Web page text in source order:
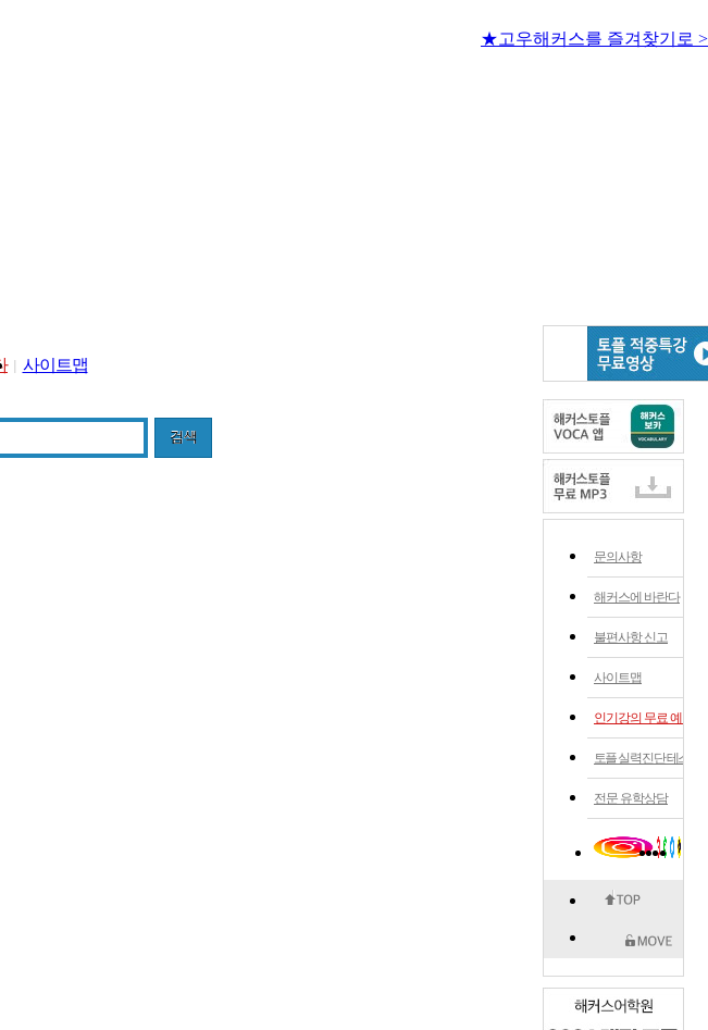
사이트맵
★고우해커스를 즐겨찾기로 >
검색
문의사항
해커스에 바란다
불편사항 신고
사이트맵
인기강의 무료 예약
토플 실력 진단 테스트
전문 유학상담